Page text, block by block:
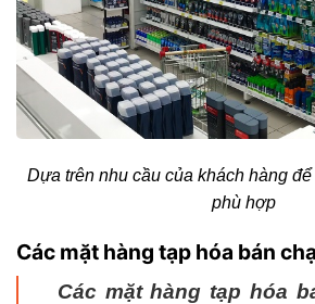
Dựa trên nhu cầu của khách hàng
phù hợp
Các mặt hàng tạp hóa bán
Các mặt hàng tạp hóa